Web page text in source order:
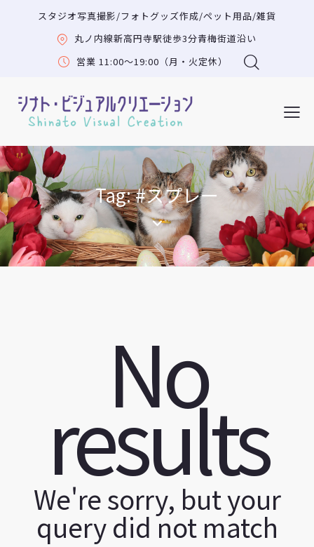
スタジオ写真撮影/フォトグッズ作成/ペット用品/雑貨
丸ノ内線新高円寺駅徒歩3分青梅街道沿い
営業 11:00〜19:00（月・火定休）
Tag: #スプレー
No
results
We're sorry, but your
query did not match